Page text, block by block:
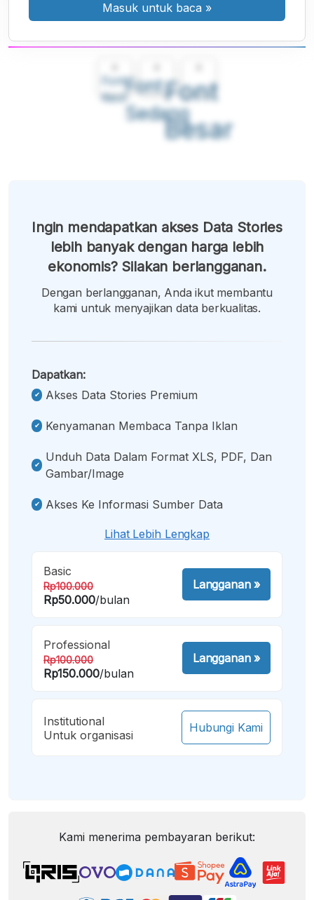
Font
Kecil
Font
Sedang
Font
Besar
Masuk untuk baca »
Ingin mendapatkan akses Data Stories
lebih banyak dengan harga lebih
ekonomis? Silakan berlangganan.
Dengan berlangganan, Anda ikut membantu
kami untuk menyajikan data berkualitas.
Dapatkan:
Akses Data Stories Premium
Kenyamanan Membaca Tanpa Iklan
Unduh Data Dalam Format XLS, PDF, Dan
Gambar/image
Akses Ke Informasi Sumber Data
Lihat Lebih Lengkap
Basic
Rp100.000
Rp50.000/bulan
Langganan»
Professional
Rp100.000
Rp150.000/bulan
Langganan»
Institutional
Untuk organisasi
Hubungi Kami
Kami menerima pembayaran berikut: